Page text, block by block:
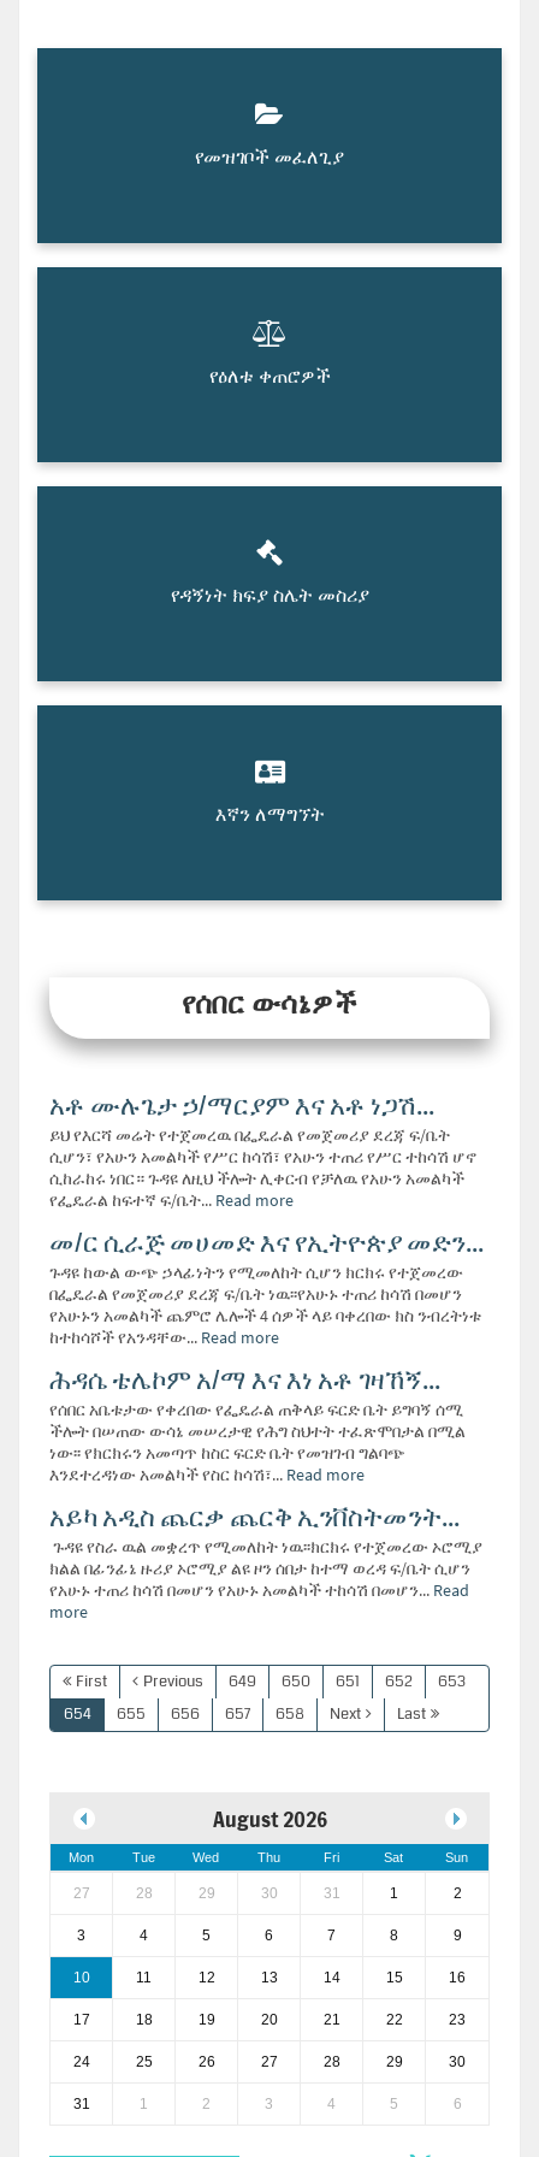
የመዝገቦች መፈለጊያ
የዕለቱ ቀጠሮዎች
የዳኝነት ክፍያ ስሌት መስሪያ
እኛን ለማግኘት
የሰበር ውሳኔዎች
አቶ ሙሉጌታ ኃ/ማርያም እና አቶ ነጋሽ...
ይህ የእርሻ መሬት የተጀመረዉ በፌዴራል የመጀመሪያ ደረጃ ፍ/ቤት
ሲሆን፣ የአሁን አመልካች የሥር ከሳሽ፣ የአሁን ተጠሪ የሥር ተከሳሽ ሆኖ
ሲከራከሩ ነበር። ጉዳዩ ለዚህ ችሎት ሊቀርብ የቻለዉ የአሁን አመልካች
የፌዴራል ከፍተኛ ፍ/ቤት... Read more
መ/ር ሲራጅ መሀመድ እና የኢትዮጵያ መድን...
ጉዳዩ ከውል ውጭ ኃላፊነትን የሚመለከት ሲሆን ክርክሩ የተጀመረው
በፌዴራል የመጀመሪያ ደረጃ ፍ/ቤት ነዉ፡፡የአሁኑ ተጠሪ ከሳሽ በመሆን
የአሁኑን አመልካች ጨምሮ ሌሎች 4 ሰዎች ላይ ባቀረበው ክስ ንብረትነቱ
ከተከሳሾች የአንዳቸው... Read more
ሕዳሴ ቴሌኮም አ/ማ እና እነ አቶ ገዛኸኝ...
የሰበር አቤቱታው የቀረበው የፌዴራል ጠቅላይ ፍርድ ቤት ይግባኝ ሰሚ
ችሎት በሠጠው ውሳኔ መሠረታዊ የሕግ ስህተት ተፈጽሞበታል በሚል
ነው፡፡ የክርክሩን አመጣጥ ከስር ፍርድ ቤት የመዝገብ ግልባጭ
እንደተረዳነው አመልካች የስር ከሳሽ፣... Read more
አይካ አዲስ ጨርቃ ጨርቅ ኢንቨስትመንት...
ጉዳዩ የስራ ዉል መቋረጥ የሚመለከት ነዉ፡፡ክርክሩ የተጀመረው ኦሮሚያ
ክልል በፊንፊኔ ዙሪያ ኦሮሚያ ልዩ ዞን ሰበታ ከተማ ወረዳ ፍ/ቤት ሲሆን
የአሁኑ ተጠሪ ከሳሽ በመሆን የአሁኑ አመልካች ተከሳሽ በመሆን... Read
more
First Previous 649 650 651 652
653
654
655 656 657 658 Next Last
August 2026
Mon Tue Wed Thu Fri Sat Sun
27 28 29 30 31 1 2
3 4 5 6 7 8 9
10 11 12 13 14 15 16
17 18 19 20 21 22 23
24 25 26 27 28 29 30
31 1 2 3 4 5 6